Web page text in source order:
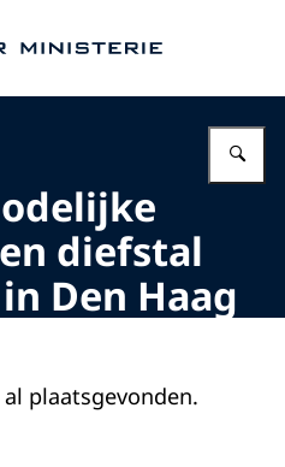
diefstal
Den Haag
plaatsgevonden.